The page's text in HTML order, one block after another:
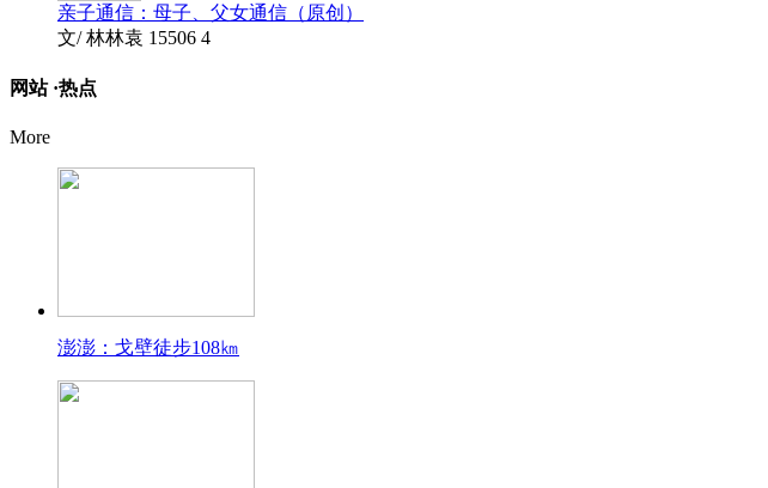
亲子通信：母子、父女通信（原创）
文/ 林林袁 15506 4
网站 ·热点
More
澎澎：戈壁徒步108㎞